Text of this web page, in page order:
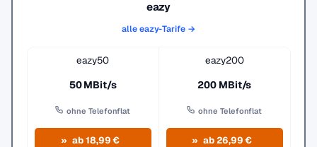
eazy
alle eazy-Tarife →
eazy50
50 MBit/s
ohne Telefonflat
ab 18,99 €
eazy200
200 MBit/s
ohne Telefonflat
ab 26,99 €